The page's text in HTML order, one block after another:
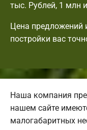
тыс. Рублей, 1 млн
Цена предложений
постройки вас
Наша компания
нашем сайте
малогабаритных